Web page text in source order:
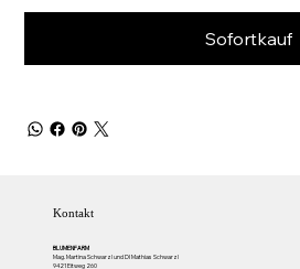
Sofortkauf
Kontakt
BLUMENFARM
Mag. Martina Schwarzl und DI Mathias Schwarzl
9421 Eitweg 260